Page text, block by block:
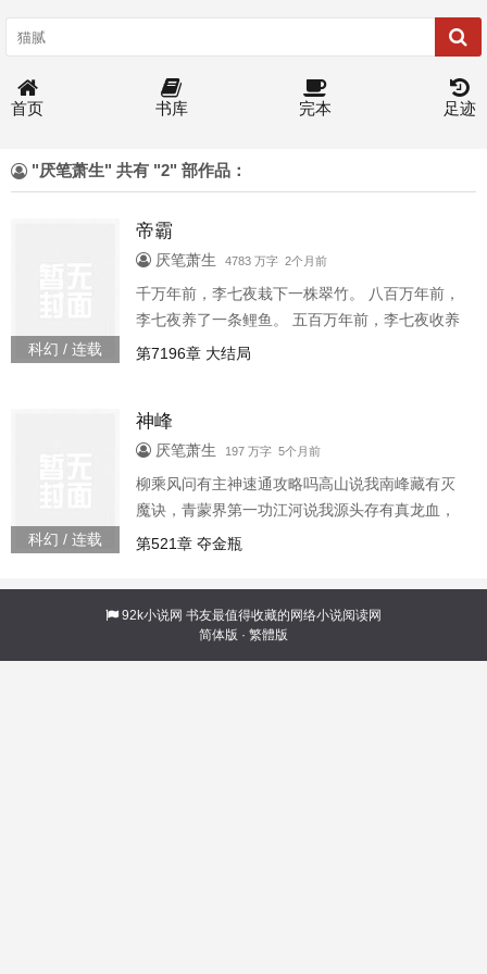
首页 书库 完本 足迹
"厌笔萧生" 共有 "2" 部作品：
科幻 / 连载
帝霸
厌笔萧生 4783 万字 2个月前
千万年前，李七夜栽下一株翠竹。 八百万年前，
李七夜养了一条鲤鱼。 五百万年前，李七夜收养
一个小女孩。 ………………………… 今天，李七
个不死的人族小子养成了妖神、养成了仙兽、养
成了女帝的故事 各位书友要是觉得《帝霸》还不
错的话请不要忘记向您QQ群和微博里的朋友推荐
哦！ 各位书友要是觉得《帝霸》还不错的话请不
第7196章 大结局
科幻 / 连载
神峰
厌笔萧生 197 万字 5个月前
柳乘风问有主神速通攻略吗高山说我南峰藏有灭
魔诀，青蒙界第一功江河说我源头存有真龙血，
喝一口万年神峰196862
第521章 夺金瓶
92k小说网 书友最值得收藏的网络小说阅读网
简体版 · 繁體版